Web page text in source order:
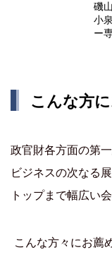
磯
小
ー
こんな方
政官財各方面の第
ビジネスの次なる
トップまで幅広い
こんな方々にお薦